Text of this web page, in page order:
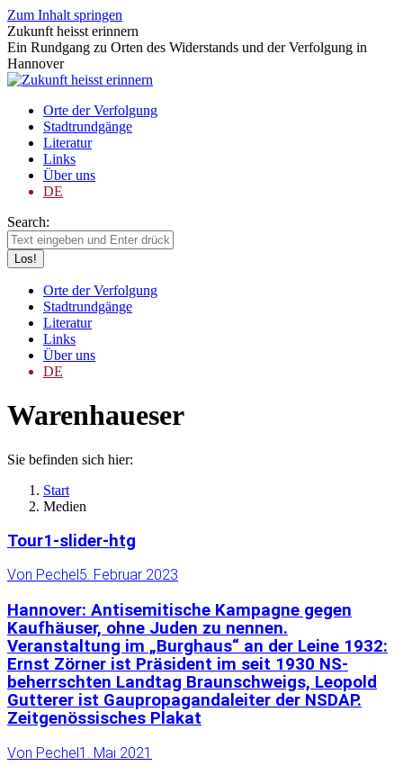
Zum Inhalt springen
Zukunft heisst erinnern
Ein Rundgang zu Orten des Widerstands und der Verfolgung in
Hannover
Orte der Verfolgung
Stadtrundgänge
Literatur
Links
Über uns
DE
Search:
Orte der Verfolgung
Stadtrundgänge
Literatur
Links
Über uns
DE
Warenhaueser
Sie befinden sich hier:
Start
Medien
Tour1-slider-htg
Von Pechel 5. Februar 2023
Hannover: Antisemitische Kampagne gegen
Kaufhäuser, ohne Juden zu nennen.
Veranstaltung im „Burghaus“ an der Leine 1932:
Ernst Zörner ist Präsident im seit 1930 NS-
beherrschten Landtag Braunschweigs, Leopold
Gutterer ist Gaupropagandaleiter der NSDAP.
Zeitgenössisches Plakat
Von Pechel1. Mai 2021